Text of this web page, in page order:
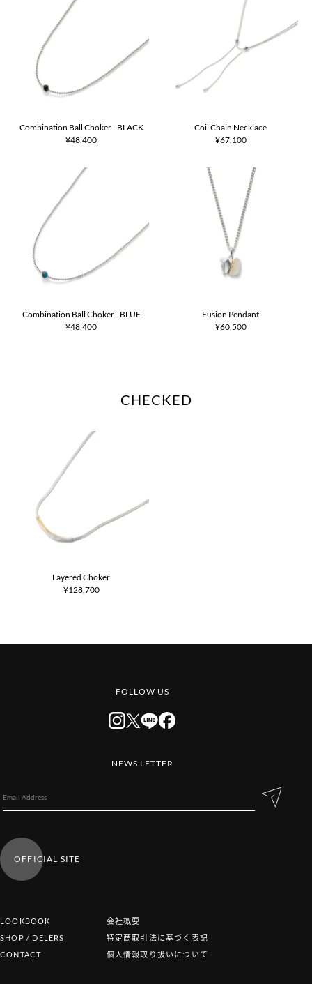
Combination Ball Choker - BLACK
¥48,400
Coil Chain Necklace
¥67,100
Combination Ball Choker - BLUE
¥48,400
Fusion Pendant
¥60,500
CHECKED
Layered Choker
¥128,700
FOLLOW US
NEWS LETTER
OFFICIAL SITE
LOOKBOOK
SHOP / DELERS
CONTACT
会社概要
特定商取引法に基づく表記
個人情報取り扱いについて